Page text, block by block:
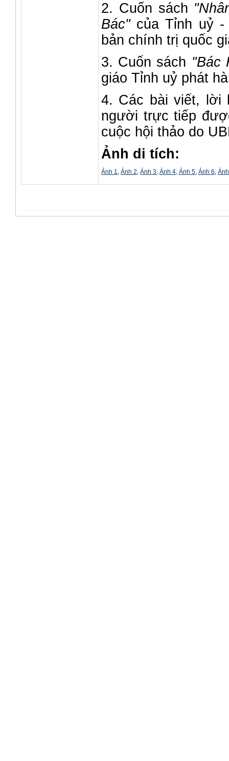
2. Cuốn sách
Bác" của Tỉnh uỷ
bản chính trị quốc
3. Cuốn sách "Bác
giáo Tỉnh uỷ phát
4. Các bài viết, lời
người trực tiếp
cuộc hội thảo do
Ảnh di tích:
Ảnh 1, Ảnh 2, Ảnh 3, Ảnh 4, Ảnh 5, Ảnh 6,